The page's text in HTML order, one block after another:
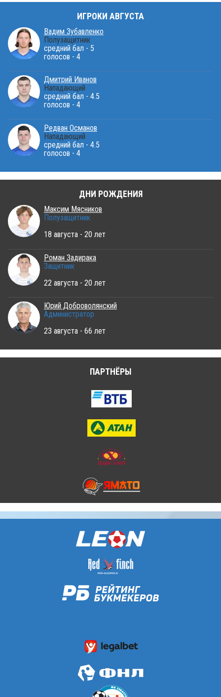
ИГРОКИ АВГУСТА
Вадим Зубавленко
Полузащитник
средний бал - 5
голосов - 4
Дмитрий Иванов
Нападающий
средний бал - 4.5
голосов - 4
Редван Османов
Нападающий
средний бал - 4.5
голосов - 4
ДНИ РОЖДЕНИЯ
Максим Мясников
Полузащитник
18 августа - 20 лет
Роман Задирака
Защитник
22 августа - 20 лет
Юрий Доброволянский
Администратор
23 августа - 66 лет
ПАРТНЁРЫ